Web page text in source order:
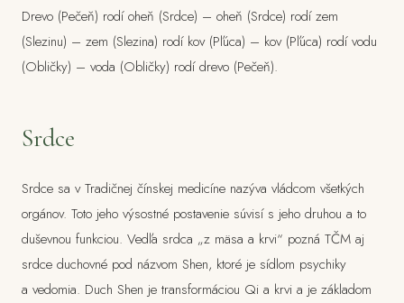
Drevo (Pečeň) rodí oheň (Srdce) – oheň (Srdce) rodí zem
(Slezinu) – zem (Slezina) rodí kov (Pľúca) – kov (Pľúca) rodí vodu
(Obličky) – voda (Obličky) rodí drevo (Pečeň).
Srdce
Srdce sa v Tradičnej čínskej medicíne nazýva vládcom všetkých
orgánov. Toto jeho výsostné postavenie súvisí s jeho druhou a to
duševnou funkciou. Vedľa srdca „z mäsa a krvi“ pozná TČM aj
srdce duchovné pod názvom Shen, ktoré je sídlom psychiky
a vedomia. Duch Shen je transformáciou Qi a krvi a je základom